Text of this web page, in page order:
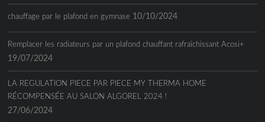
chauffage par le plafond en gymnase 10/10/2024
Remplacer les radiateurs par un plafond chauffant rafraîchissant Acosi+
19/07/2024
LA REGULATION PIECE PAR PIECE MY THERMA HOME
RÉCOMPENSÉE AU SALON ALGOREL 2024 !
27/06/2024